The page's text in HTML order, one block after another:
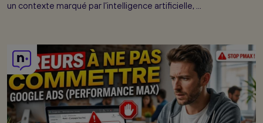
un contexte marqué par l’intelligence artificielle, ...